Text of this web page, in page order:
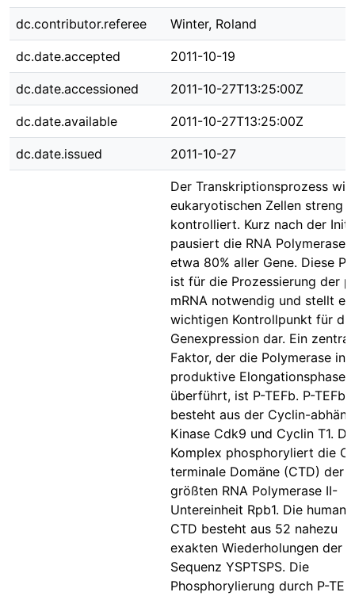
dc.contributor.referee Winter, Roland
dc.date.accepted 2011-10-19
dc.date.accessioned 2011-10-27T13:25:00Z
dc.date.available 2011-10-27T13:25:00Z
dc.date.issued 2011-10-27
Der Transkriptionsprozess
eukaryotischen Zellen streng
kontrolliert. Kurz nach der
pausiert die RNA Polymerase
etwa 80% aller Gene. Diese
ist für die Prozessierung der
mRNA notwendig und stellt
wichtigen Kontrollpunkt für die
Genexpression dar. Ein
Faktor, der die Polymerase in
produktive Elongationsphase
überführt, ist P-TEFb. P-TEFb
besteht aus der Cyclin-
Kinase Cdk9 und Cyclin T1.
Komplex phosphoryliert die C-
terminale Domäne (CTD) der
größten RNA Polymerase II-
Untereinheit Rpb1. Die humane
CTD besteht aus 52 nahezu
exakten Wiederholungen der
Sequenz YSPTSPS. Die
Phosphorylierung durch P-